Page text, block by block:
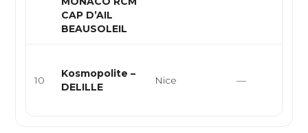
CAP D’AIL
BEAUSOLEIL
10
Kosmopolite –
DELILLE
Nice —